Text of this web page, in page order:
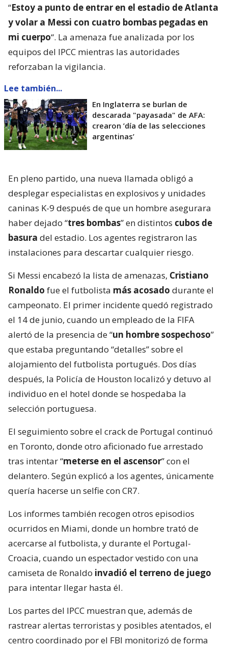
“Estoy a punto de entrar en el estadio de Atlanta
y volar a Messi con cuatro bombas pegadas en
mi cuerpo“. La amenaza fue analizada por los
equipos del IPCC mientras las autoridades
reforzaban la vigilancia.
Lee también...
En Inglaterra se burlan de
descarada "payasada" de AFA:
crearon ’día de las selecciones
argentinas’
En pleno partido, una nueva llamada obligó a
desplegar especialistas en explosivos y unidades
caninas K-9 después de que un hombre asegurara
haber dejado “tres bombas” en distintos cubos de
basura del estadio. Los agentes registraron las
instalaciones para descartar cualquier riesgo.
Si Messi encabezó la lista de amenazas, Cristiano
Ronaldo fue el futbolista más acosado durante el
campeonato. El primer incidente quedó registrado
el 14 de junio, cuando un empleado de la FIFA
alertó de la presencia de “un hombre sospechoso”
que estaba preguntando “detalles” sobre el
alojamiento del futbolista portugués. Dos días
después, la Policía de Houston localizó y detuvo al
individuo en el hotel donde se hospedaba la
selección portuguesa.
El seguimiento sobre el crack de Portugal continuó
en Toronto, donde otro aficionado fue arrestado
tras intentar “meterse en el ascensor” con el
delantero. Según explicó a los agentes, únicamente
quería hacerse un selfie con CR7.
Los informes también recogen otros episodios
ocurridos en Miami, donde un hombre trató de
acercarse al futbolista, y durante el Portugal-
Croacia, cuando un espectador vestido con una
camiseta de Ronaldo invadió el terreno de juego
para intentar llegar hasta él.
Los partes del IPCC muestran que, además de
rastrear alertas terroristas y posibles atentados, el
centro coordinado por el FBI monitorizó de forma